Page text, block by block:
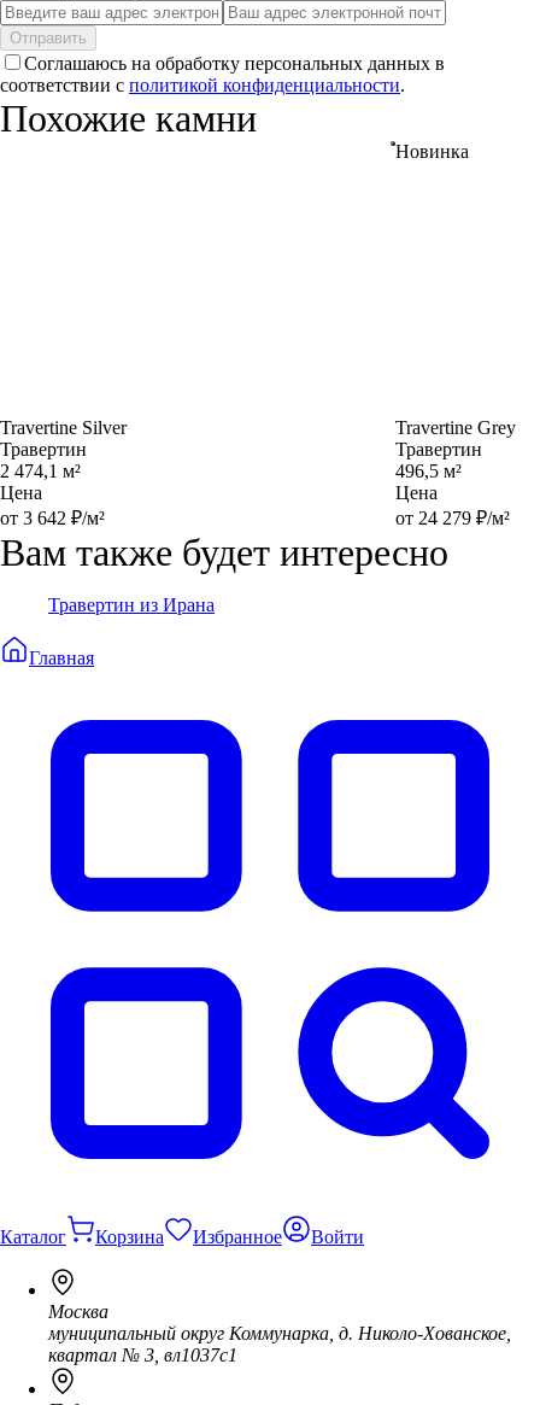
Отправить
Соглашаюсь на обработку персональных данных в
соответствии с политикой конфиденциальности.
Похожие камни
Travertine Silver
Травертин
2 474,1 м²
Цена
от 3 642 ₽/м²
Новинка
Travertine Grey
Травертин
496,5 м²
Цена
от 24 279 ₽/м²
Вам также будет интересно
Травертин из Ирана
Главная
Каталог Корзина Избранное Войти
Москва
муниципальный округ Коммунарка, д. Николо-Хованское,
квартал № 3, вл1037с1